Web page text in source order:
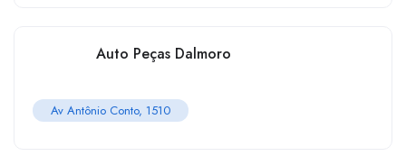
Auto Peças Dalmoro
Av Antônio Conto, 1510